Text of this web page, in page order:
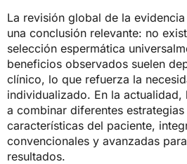
La revisión global de la
una conclusión relevante: no
selección espermática
beneficios observados suelen
clínico, lo que refuerza la
individualizado. En la
a combinar diferentes
características del paciente,
convencionales y avanzadas
resultados.